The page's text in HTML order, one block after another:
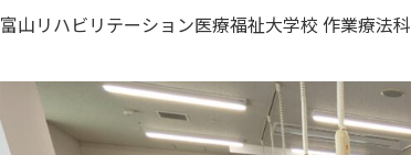
富山リハビリテーション医療福祉大学校 作業療法